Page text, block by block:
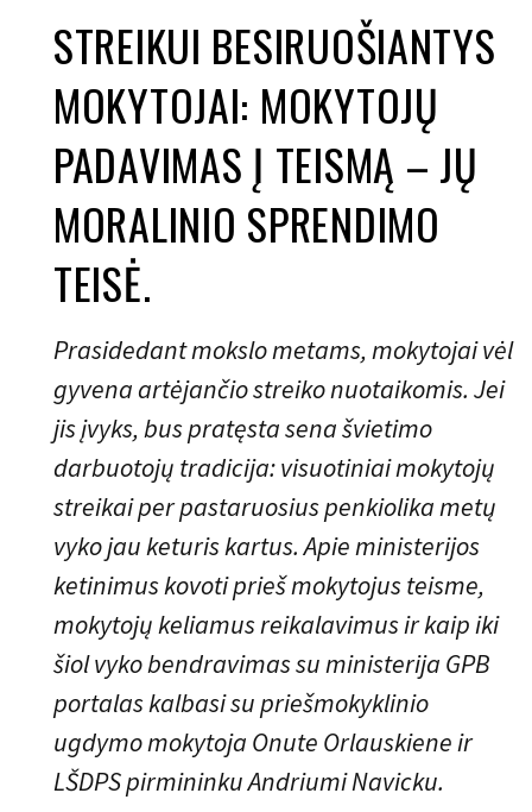
STREIKUI BESIRUOŠIANTYS
MOKYTOJAI: MOKYTOJŲ
PADAVIMAS Į TEISMĄ – JŲ
MORALINIO SPRENDIMO
TEISĖ.
Prasidedant mokslo metams, mokytojai vėl
gyvena artėjančio streiko nuotaikomis. Jei
jis įvyks, bus pratęsta sena švietimo
darbuotojų tradicija: visuotiniai mokytojų
streikai per pastaruosius penkiolika metų
vyko jau keturis kartus. Apie ministerijos
ketinimus kovoti prieš mokytojus teisme,
mokytojų keliamus reikalavimus ir kaip iki
šiol vyko bendravimas su ministerija GPB
portalas kalbasi su priešmokyklinio
ugdymo mokytoja Onute Orlauskiene ir
LŠDPS pirmininku Andriumi Navicku.